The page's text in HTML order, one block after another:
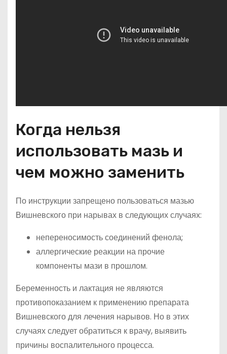
Когда нельзя
использовать мазь и
чем можно заменить
По инструкции запрещено пользоваться мазью
Вишневского при нарывах в следующих случаях:
непереносимость соединений фенола;
аллергические реакции на прочие
компоненты мази в прошлом.
Беременность и лактация не являются
противопоказанием к применению препарата
Вишневского для лечения нарывов. Но в этих
случаях следует обратиться к врачу, выявить
причины воспалительного процесса.